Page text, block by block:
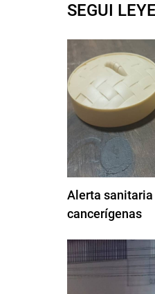
SEGUI
Alerta
cancerígenas